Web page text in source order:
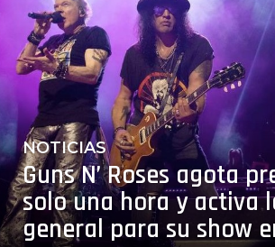
1
a
ñ
o
a
NOTICIAS
Guns N’ Roses agota
solo una hora y activa
general para su show